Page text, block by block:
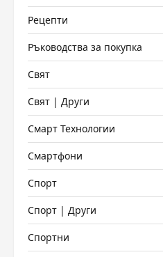
Рецепти
Ръководства за покупка
Свят
Свят | Други
Смарт Технологии
Смартфони
Спорт
Спорт | Други
Спортни